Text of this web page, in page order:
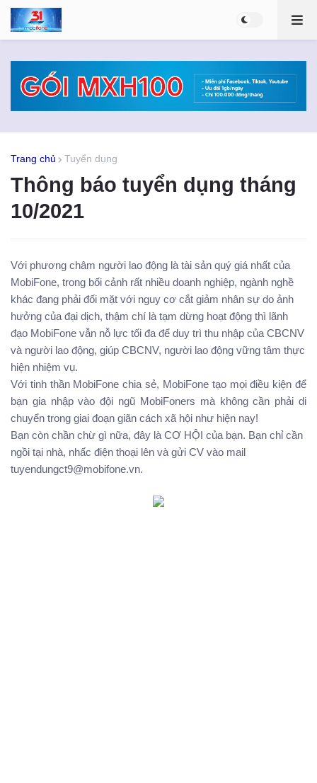
Trang chủ Tuyển dụng
Thông báo tuyển dụng tháng
10/2021
Với phương châm người lao động là tài sản quý giá nhất của
MobiFone, trong bối cảnh rất nhiều doanh nghiệp, ngành nghề
khác đang phải đối mặt với nguy cơ cắt giảm nhân sự do ảnh
hưởng của đại dịch, thậm chí là tạm dừng hoạt động thì lãnh
đạo MobiFone vẫn nỗ lực tối đa để duy trì thu nhập của CBCNV
và người lao động, giúp CBCNV, người lao động vững tâm thực
hiện nhiệm vụ.
Với tinh thần MobiFone chia sẻ, MobiFone tạo mọi điều kiện để
bạn gia nhập vào đội ngũ MobiFoners mà không cần phải di
chuyển trong giai đoạn giãn cách xã hội như hiện nay!
Bạn còn chần chừ gì nữa, đây là CƠ HỘI của bạn. Bạn chỉ cần
ngồi tại nhà, nhấc điện thoại lên và gửi CV vào mail
tuyendungct9@mobifone.vn.